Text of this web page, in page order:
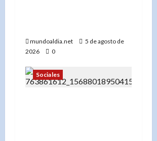
mundoaldia.net
5 de agosto de
2026
0
Sociales